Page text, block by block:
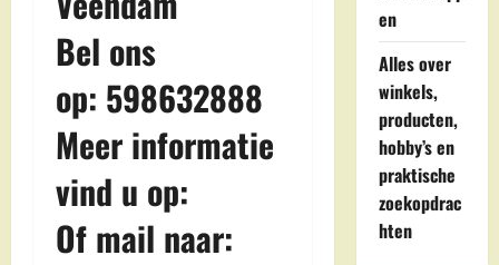
Bel ons
op: 598632888
Meer informatie
vind u op:
Of mail naar:
en
Alles over
winkels,
producten,
hobby’s en
praktische
zoekopdrac
hten